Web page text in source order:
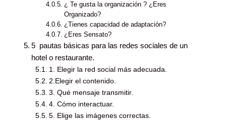
¿ Te gusta la organización ? ¿Eres
Organizado?
¿Tienes capacidad de adaptación?
¿Eres Sensato?
5 pautas básicas para las redes sociales de un
hotel o restaurante.
1. Elegir la red social más adecuada.
2.Elegir el contenido.
3. Qué mensaje transmitir.
4. Cómo interactuar.
5. Elige las imágenes correctas.